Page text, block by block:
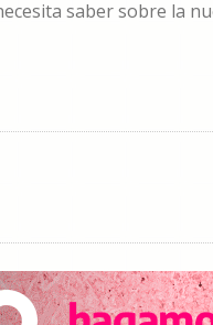
saber sobre la